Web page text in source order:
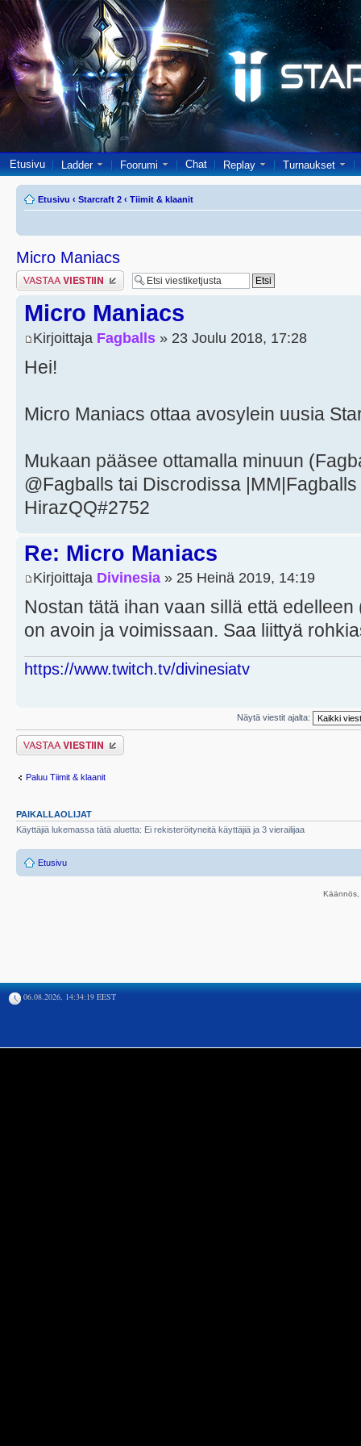
Etusivu Ladder Foorumi Chat Replay Turnaukset
Etusivu ‹ Starcraft 2 ‹ Tiimit & klaanit
Micro Maniacs
Lähetä vastaus
Micro Maniacs
Kirjoittaja Fagballs » 23 Joulu 2018, 17:28
Hei!
Micro Maniacs ottaa avosylein uusia
Mukaan pääsee ottamalla minuun
@Fagballs tai Discrodissa
HirazQQ#2752
Re: Micro Maniacs
Kirjoittaja Divinesia » 25 Heinä 2019, 14:19
Nostan tätä ihan vaan sillä että
on avoin ja voimissaan. Saa liittyä
https://www.twitch.tv/divinesiatv
Näytä viestit ajalta:
Lähetä vastaus
Paluu Tiimit & klaanit
PAIKALLAOLIJAT
Käyttäjiä lukemassa tätä aluetta: Ei rekisteröityneitä käyttäjiä ja 3 vierailijaa
Etusivu
06.08.2026, 14:34:19 EEST